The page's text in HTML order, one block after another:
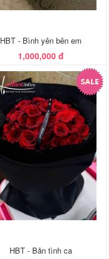
HBT - Bình yên bên em
1,000,000 đ
HBT - Bản tình ca